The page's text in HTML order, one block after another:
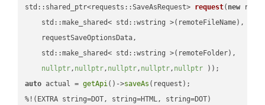
std::shared_ptr<requests::SaveAsRequest> request( new
    std::make_shared< std::wstring >(remoteFileName),
    requestSaveOptionsData,
    std::make_shared< std::wstring >(remoteFolder),
nullptr, nullptr, nullptr, nullptr, nullptr ))
auto actual = getApi()->saveAs (request);
%!(EXTRA string=DOT, string=HTML, string=DOT)